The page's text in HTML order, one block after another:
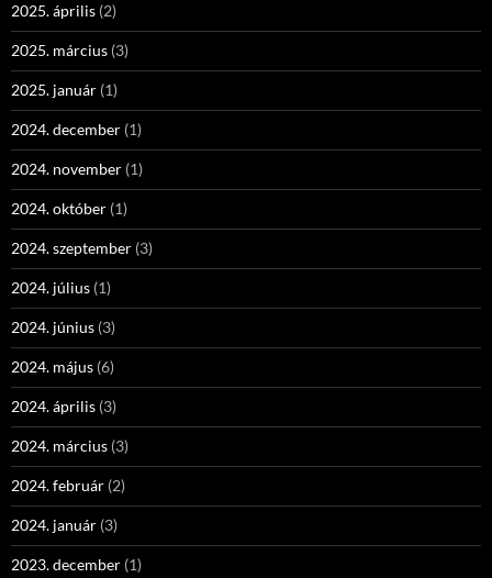
2025. április (2)
2025. március (3)
2025. január (1)
2024. december (1)
2024. november (1)
2024. október (1)
2024. szeptember (3)
2024. július (1)
2024. június (3)
2024. május (6)
2024. április (3)
2024. március (3)
2024. február (2)
2024. január (3)
2023. december (1)